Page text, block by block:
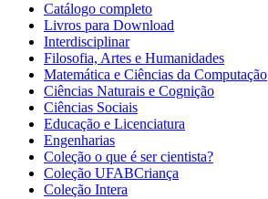
Catálogo completo
Livros para Download
Interdisciplinar
Filosofia, Artes e Humanidades
Matemática e Ciências da Computação
Ciências Naturais e Cognição
Ciências Sociais
Educação e Licenciatura
Engenharias
Coleção o que é ser cientista?
Coleção UFABCriança
Coleção Intera